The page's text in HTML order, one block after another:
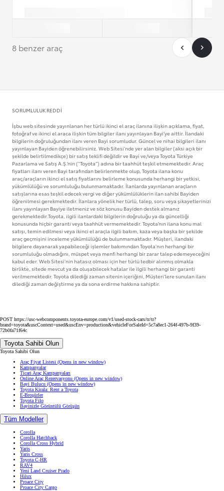
8 benzer araç
SORUMLULUK REDDI
İşbu web sitesinde yayınlanan her türlü ikinci el araç ilanına ilişkin açıklama, fiyat,
fotoğraf ve ikinci el araca ilişkin tüm bilgiler ilanı yayınlayan Bayi’ye aittir. İlandaki
bilgilerin doğruluğundan ilanı veren Bayi sorumludur. Güncel ve nihai bilgileri ilanı
yayınlayan Bayiden öğrenebilirsiniz. Web Sitesi'nde yer alan bilgiler (aksi açık bir
şekilde belirtilmedikçe) bir satış teklifi değildir ve Bayi ve/veya Toyota Türkiye
Pazarlama ve Satış A.Ş.’nin ("Toyota”) adına bir taahhüt teşkil etmemektedir. Araç
fiyatları ilanı veren Bayi tarafından belirlenmekte olup, Toyota ilana konu
araç/araçların ikinci el satış fiyatlarını belirleme konusunda herhangi bir yetkisi,
yükümlülüğü ve sorumluluğu bulunmamaktadır. İlanlarda yayınlanan araçların
satışlarına esas teşkil edecek vergi ve diğer yükümlülüklerin ilan sahibi Bayiden
öğrenilmesi gerekmektedir. İlanlara yönelik her türlü, talep, soru veya şikayetlerinizi
ilanı yayınlayan Bayiye iletmeniz ve söz konusu Bayiden destek almanız
gerekmektedir.Toyota, ilgili ilanlardaki bilgilerin doğruluğu ya da güncelliği
konusunda hiçbir garanti veya taahhüt vermemektedir. Toyota’nın ilana konu mal
satışı, temin edilmesi veya ikinci el araçla ilgili bakım, kaza veya başka bir şekilde
araç geçmişini inceleme yükümlülüğü de bulunmamaktadır. Müşteri, ilandaki
bilgilere dayanarak yapabileceği işlemler bakımından Toyota'nın herhangi bir
sorumluluğu olmadığını, müspet veya menfi herhangi bir zarar talep edemeyeceğini
kabul eder. Web Sitesi'nin hatasız olması için her türlü tedbir alınmış olmakla
birlikte, sitede mevcut ya da oluşabilecek hatalar ile ilgili herhangi bir garanti
verilmemektedir. Toyota dilediği zaman sitenin içeriğini, Müşteri’lere sunulan ilanı
dilediği zaman değiştirme ya da sona erdirme hakkına sahiptir.
POST https://usc-webcomponents.toyota-europe.com/v1/used-stock-cars/tr/tr?
brand=toyota&uscContext=used&uscEnv=production&vehicleForSaleId=5c7a8ec1-264f-497b-9f39-
72b0fa71f64c
Toyota Sahibi Olun
Toyota Sahibi Olun
Araç Fiyat Listesi (Opens in new window)
Kampanyalar
Ticari Araç Kampanyaları
Online Araç Rezervasyonu (Opens in new window)
Bayi Bulucu (Opens in new window)
Toyota Kirala: Rent a Toyota
E-Broşürler
Toyota Filo
Bayinizle Görüntülü Görüşün
Tüm Modeller
Corolla
Corolla Hatchback
Corolla Cross Hybrid
Yaris
Yaris Cross
Toyota C-HR
RAV4
Yeni Land Cruiser Prado
Hilux
Proace City
Proace City Cargo